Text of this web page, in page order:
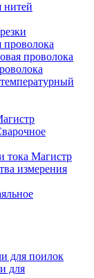
нитей
проволока
тока Магистр
измерения
для поилок